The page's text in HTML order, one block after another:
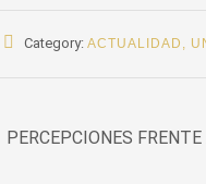
Category: ACTUALIDAD ,
PERCEPCIONES